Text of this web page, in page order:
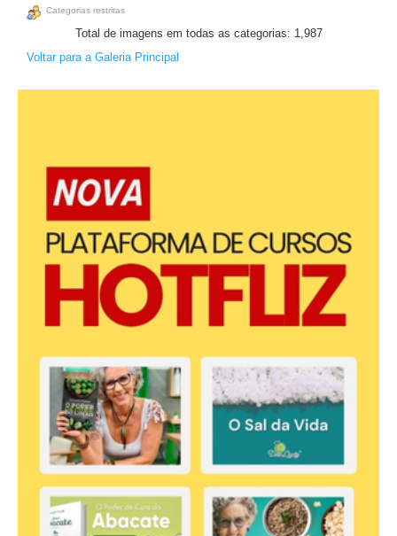
Categorias restritas
Total de imagens em todas as categorias: 1,987
Voltar para a Galeria Principal